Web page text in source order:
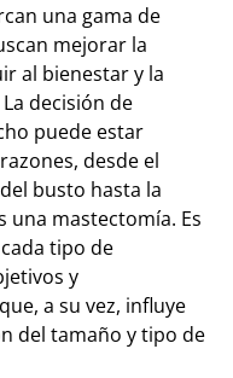
una gama de
mejorar la
al bienestar y la
decisión de
puede estar
desde el
busto hasta la
mastectomía. Es
tipo de
y
a su vez, influye
del tamaño y tipo de